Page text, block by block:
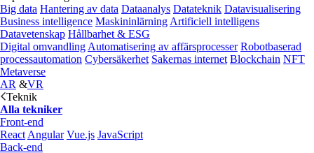
Big data Hantering av data Dataanalys Datateknik Datavisualisering
Business intelligence Maskininlärning Artificiell intelligens
Datavetenskap Hållbarhet & ESG
Digital omvandling Automatisering av affärsprocesser Robotbaserad
processautomation Cybersäkerhet Sakernas internet Blockchain NFT
Metaverse
AR &VR
Teknik
Alla tekniker
Front-end
React Angular Vue.js JavaScript
Back-end